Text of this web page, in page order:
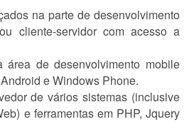
na parte de desenvolvimento
cliente-servidor com acesso a
área de desenvolvimento mobile
e Windows Phone.
de vários sistemas (inclusive
e ferramentas em PHP, Jquery